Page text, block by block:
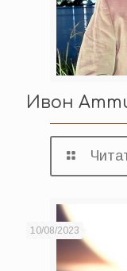
Ивон
10/08/2023